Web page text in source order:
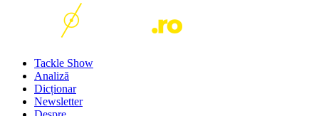
Tackle Show
Analiză
Dicționar
Newsletter